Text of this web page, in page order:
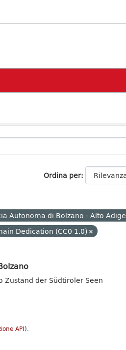
Ordina per
Autonoma di Bolzano - Alto Adige
Dedication (CC0 1.0)
Zustand der Südtiroler Seen
API).